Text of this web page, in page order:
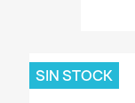
SIN STOCK